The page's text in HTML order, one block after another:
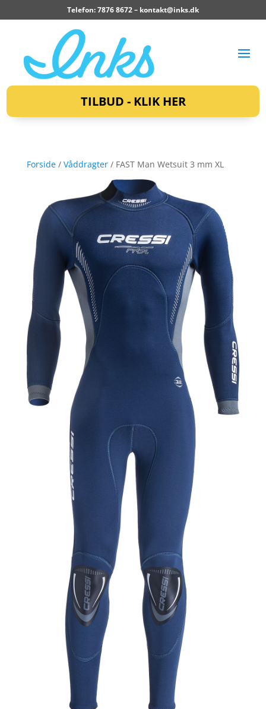
Telefon: 7876 8672 – kontakt@inks.dk
TILBUD - KLIK HER
Forside/ Våddragter/ FAST Man Wetsuit 3 mm XL